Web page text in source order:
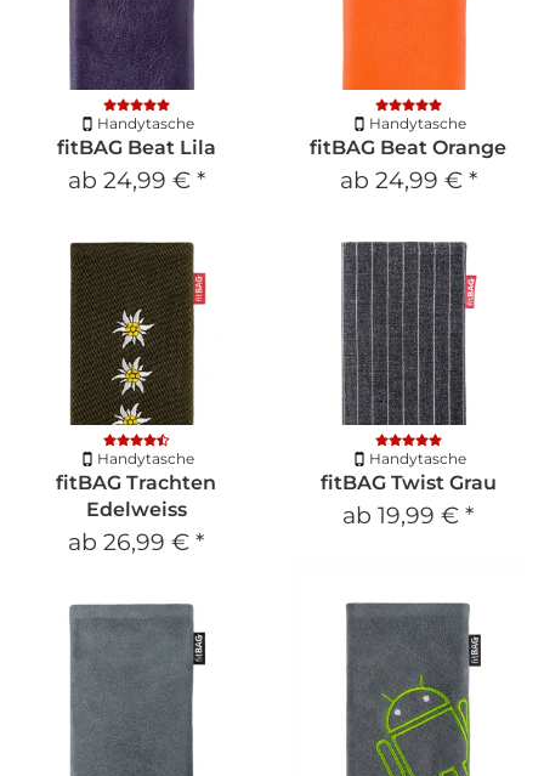
Handytasche
fitBAG Beat Lila
ab 24,99 € *
Handytasche
fitBAG Beat Orange
ab 24,99 € *
Handytasche
fitBAG Trachten
Edelweiss
ab 26,99 € *
Handytasche
fitBAG Twist Grau
ab 19,99 € *